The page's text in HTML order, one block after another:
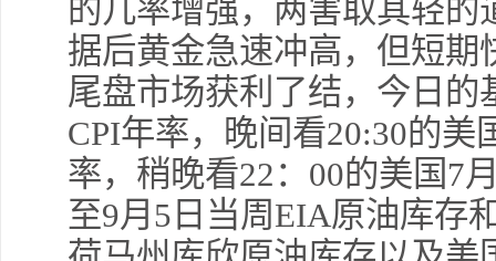
的几率增强，两害取其轻
据后黄金急速冲高，但短
尾盘市场获利了结，今日的
CPI年率，晚间看20:30的美
率，稍晚看22：00的美国7
至9月5日当周EIA原油库存